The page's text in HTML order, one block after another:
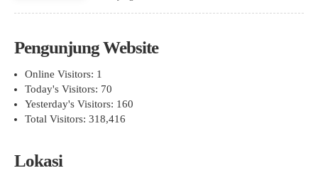
Pengunjung Website
Online Visitors: 1
Today's Visitors: 70
Yesterday's Visitors: 160
Total Visitors: 318,416
Lokasi